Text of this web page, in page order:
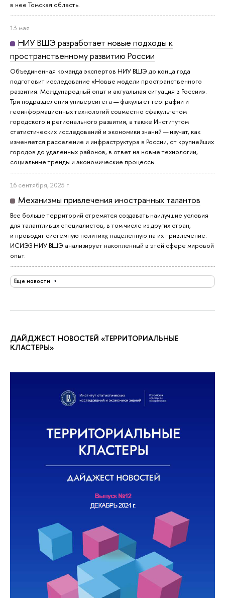
в нее Томская область.
13 мая
НИУ ВШЭ разработает новые подходы к
пространственному развитию России
Объединенная команда экспертов НИУ ВШЭ до конца года
подготовит исследование «Новые модели пространственного
развития. Международный опыт и актуальная ситуация в России».
Три подразделения университета — факультет географии и
геоинформационных технологий совместно сфакультетом
городского и регионального развития, а также Институтом
статистических исследований и экономики знаний — изучат, как
изменяется расселение и инфраструктура в России, от крупнейших
городов до удаленных районов, в ответ на новые технологии,
социальные тренды и экономические процессы.
16 сентября, 2025 г.
Механизмы привлечения иностранных талантов
Все больше территорий стремятся создавать наилучшие условия
для талантливых специалистов, в том числе из других стран,
и проводят системную политику, нацеленную на их привлечение.
ИСИЭЗ НИУ ВШЭ анализирует накопленный в этой сфере мировой
опыт.
Еще новости
ДАЙДЖЕСТ НОВОСТЕЙ «ТЕРРИТОРИАЛЬНЫЕ
КЛАСТЕРЫ»